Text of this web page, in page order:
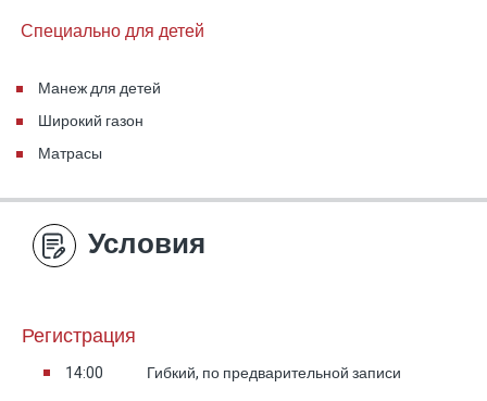
Специально для детей
Манеж для детей
Широкий газон
Матрасы
Условия
Регистрация
14:00 Гибкий, по предварительной записи